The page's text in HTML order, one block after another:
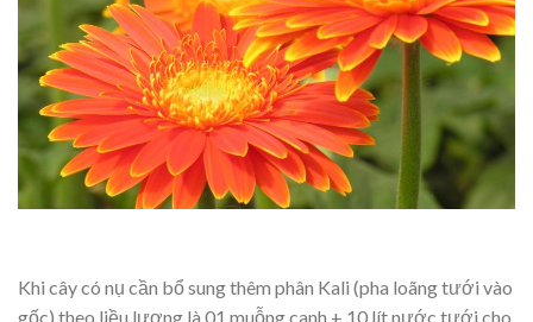
Khi cây có nụ cần bổ sung thêm phân Kali (pha loãng tưới vào
gốc) theo liều lượng là 01 muỗng canh + 10 lít nước tưới cho